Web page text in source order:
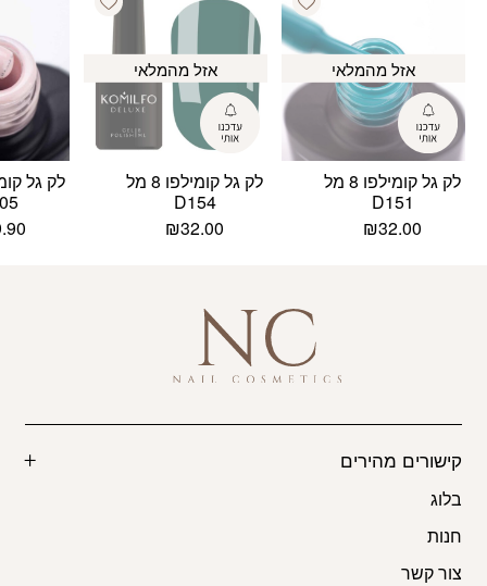
אזל מהמלאי
לק גל קומילפו 8 מל
D151
₪32.00
אזל מהמלאי
לק גל קומילפו 8 מל
D154
₪32.00
קישורים מהירים
בלוג
חנות
צור קשר